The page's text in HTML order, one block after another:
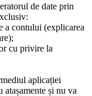
de date prin
a contului (explicarea
cu privire la
aplicației
și nu va